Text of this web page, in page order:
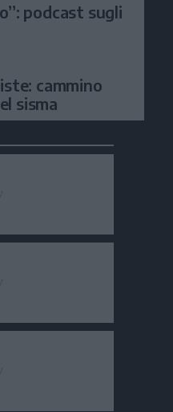
podcast sugli
cammino
sisma